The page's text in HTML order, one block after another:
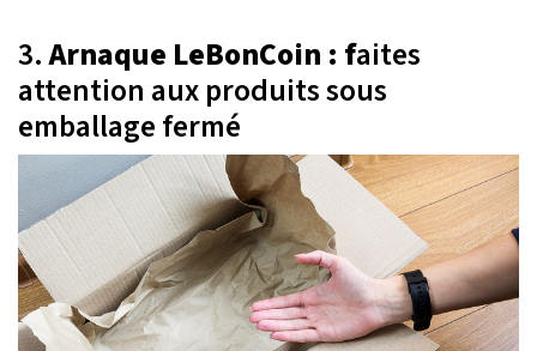
3.Arnaque LeBonCoin : faites
attention aux produits sous
emballage fermé